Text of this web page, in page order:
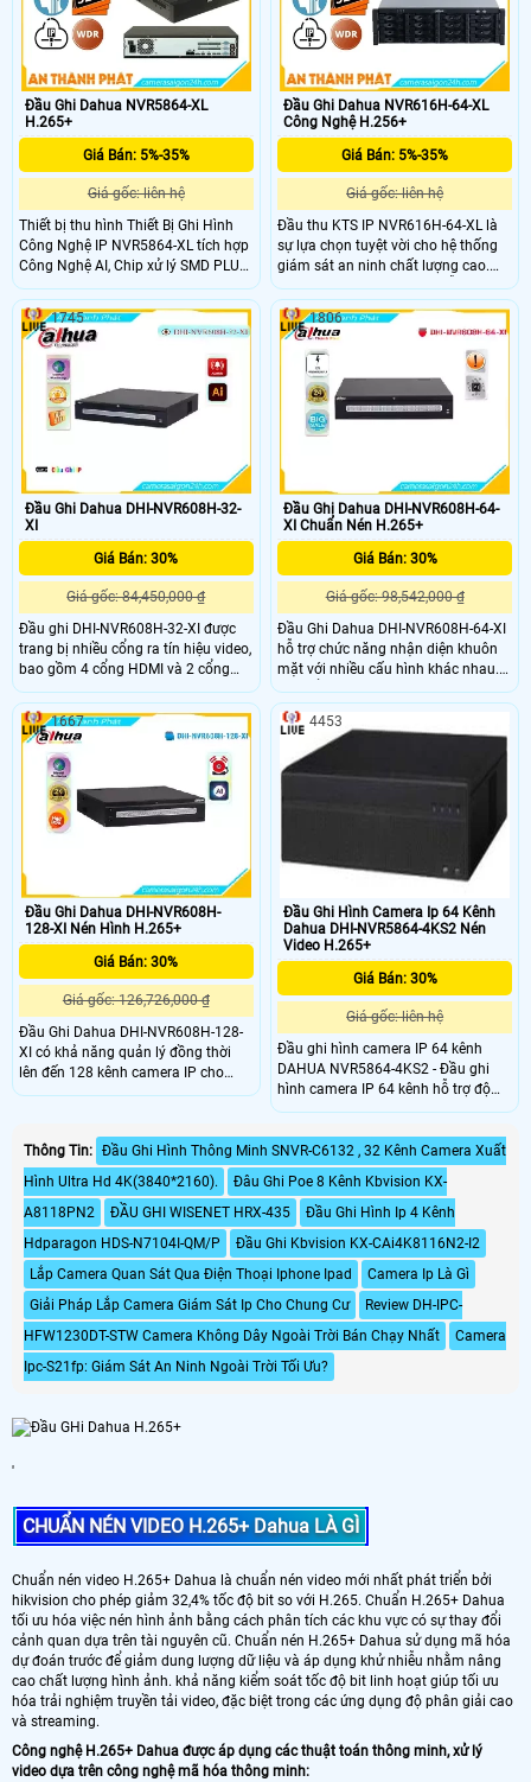
Đầu Ghi Dahua NVR5864-XL
H.265+
Giá Bán: 5%-35%
Giá gốc: liên hệ
Thiết bị thu hình Thiết Bị Ghi Hình
Công Nghệ IP NVR5864-XL tích hợp
Công Nghệ AI, Chip xử lý SMD PLUS
Thông minh, HDD tối đa 20TB,
eSATA, hỗ trợ ONVIF, xử lý hình ảnh
thiếu sáng, SMD Plus, xem ban đêm,
8 HDD. Thiết bị này phù hợp cho
công trình trang bị chức năng cao
cấp và đặc biệt.
Đầu Ghi Dahua NVR616H-64-XL
Công Nghệ H.256+
Giá Bán: 5%-35%
Giá gốc: liên hệ
Đầu thu KTS IP NVR616H-64-XL là
sự lựa chọn tuyệt vời cho hệ thống
giám sát an ninh chất lượng cao.
Với chip xử lý SMD PLUS, hỗ trợ
camera có độ nét lên đến 32MP, hỗ
trợ HDD lên đến 20TB cùng lúc 16 ổ
cứng. Đầu ghi 64 kênh kết hợp công
nghệ AI tiên tiến, đáp ứng mọi yêu
cầu của công trình cao cấp.
Đầu Ghi Dahua DHI-NVR608H-32-
XI
Giá Bán: 30%
Giá gốc: 84,450,000 ₫
Đầu ghi DHI-NVR608H-32-XI được
trang bị nhiều cổng ra tín hiệu video,
bao gồm 4 cổng HDMI và 2 cổng
VGA. Với chế độ đồng thời, bạn có
thể xuất hình ảnh ở độ phân giải 4K
trên HDMI 1 và 2, độ phân giải 8K
trên HDMI 3 và độ phân giải 1080P
trên HDMI 4. Hỗ trợ 8 ổ cứng, mỗi ổ
tối đa 16TB, và cung cấp cổng
eSATA để mở rộng khả năng lưu trữ
1745
Đầu Ghi Dahua DHI-NVR608H-64-
XI Chuẩn Nén H.265+
Giá Bán: 30%
Giá gốc: 98,542,000 ₫
Đầu Ghi Dahua DHI-NVR608H-64-XI
hỗ trợ chức năng nhận diện khuôn
mặt với nhiều cấu hình khác nhau.
Có thể kết hợp 20 kênh phát hiện
bằng camera và nhận diện bằng
đầu ghi (FR by NVR), hoặc 4 kênh
phát hiện bằng đầu ghi và nhận
diện bằng đầu ghi (FR by NVR)
1806
Đầu Ghi Dahua DHI-NVR608H-
128-XI Nén Hình H.265+
Giá Bán: 30%
Giá gốc: 126,726,000 ₫
Đầu Ghi Dahua DHI-NVR608H-128-
XI có khả năng quản lý đồng thời
lên đến 128 kênh camera IP cho
phép người dùng theo dõi và ghi lại
sát khác nhau rất thích hợp cho các
dự án quy mô lớn như trung tâm
thương mại, nhà máy, hoặc khu vực
công cộng, giao thông. DHI-
NVR608H-128-XI hỗ trợ kết nối với
nhiều thương hiệu camera sử dụng
chuẩn tương thích ONVIF, giúp tối
ưu hóa tích hợp hệ thống giám sát
1667
Đầu Ghi Hình Camera Ip 64 Kênh
Dahua DHI-NVR5864-4KS2 Nén
Video H.265+
Giá Bán: 30%
Giá gốc: liên hệ
Đầu ghi hình camera IP 64 kênh
DAHUA NVR5864-4KS2 - Đầu ghi
hình camera IP 64 kênh hỗ trợ độ
phân giải lên đến 4K - - Tên miền
lý đồng thời 128 tài khoản kết nối. -
Nguồn điện cung cấp:
100~240VAC, 50/60 Hz. - Công
suất: 16. 7W (không ổ cứng)
4453
Thông Tin: Đầu Ghi Hình Thông Minh SNVR-C6132 , 32 Kênh Camera Xuất
Hình Ultra Hd 4K(3840*2160).
Đâu Ghi Poe 8 Kênh Kbvision KX-
A8118PN2
ĐẦU GHI WISENET HRX-435
Đầu Ghi Hình Ip 4 Kênh
Hdparagon HDS-N7104I-QM/P
Đầu Ghi Kbvision KX-CAi4K8116N2-I2
Lắp Camera Quan Sát Qua Điện Thoại Iphone Ipad
Camera Ip Là Gì
Giải Pháp Lắp Camera Giám Sát Ip Cho Chung Cư
Review DH-IPC-
HFW1230DT-STW Camera Không Dây Ngoài Trời Bán Chạy Nhất
Camera
Ipc-S21fp: Giám Sát An Ninh Ngoài Trời Tối Ưu?
'
CHUẨN NÉN VIDEO H.265+ Dahua LÀ GÌ
Chuẩn nén video H.265+ Dahua là chuẩn nén video mới nhất phát triển bởi
hikvision cho phép giảm 32,4% tốc độ bit so với H.265. Chuẩn H.265+ Dahua
tối ưu hóa việc nén hình ảnh bằng cách phân tích các khu vực có sự thay đổi
cảnh quan dựa trên tài nguyên cũ. Chuẩn nén H.265+ Dahua sử dụng mã hóa
dự đoán trước để giảm dung lượng dữ liệu và áp dụng khử nhiễu nhằm nâng
cao chất lượng hình ảnh. khả năng kiểm soát tốc độ bit linh hoạt giúp tối ưu
hóa trải nghiệm truyền tải video, đặc biệt trong các ứng dụng độ phân giải cao
và streaming.
Công nghệ H.265+ Dahua được áp dụng các thuật toán thông minh, xử lý
video dựa trên công nghệ mã hóa thông minh: